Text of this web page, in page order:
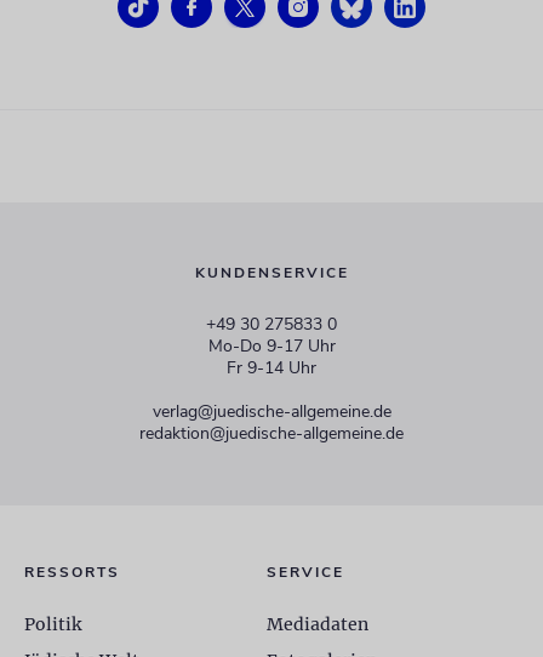
KUNDENSERVICE
+49 30 275833 0
Mo-Do 9-17 Uhr
Fr 9-14 Uhr
verlag@juedische-allgemeine.de
redaktion@juedische-allgemeine.de
RESSORTS
Politik
SERVICE
Mediadaten